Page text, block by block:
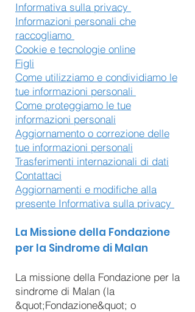
Informativa sulla privacy
Informazioni personali che
raccogliamo
Cookie e tecnologie online
Figli
Come utilizziamo e condividiamo le
tue informazioni personali
Come proteggiamo le tue
informazioni personali
Aggiornamento o correzione delle
tue informazioni personali
Trasferimenti internazionali di dati
Contattaci
Aggiornamenti e modifiche alla
presente Informativa sulla privacy
La Missione della Fondazione
per la Sindrome di Malan
La missione della Fondazione per la
sindrome di Malan (la
&quot;Fondazione&quot; o